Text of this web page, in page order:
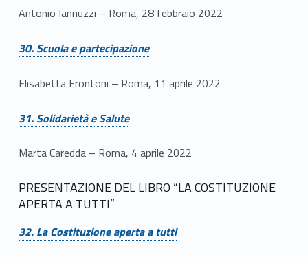
Antonio Iannuzzi – Roma, 28 febbraio 2022
Link identifier #identifier__129289-32
30. Scuola e partecipazione
Elisabetta Frontoni – Roma, 11 aprile 2022
Link identifier #identifier__135391-33
31. Solidarietà e Salute
Marta Caredda – Roma, 4 aprile 2022
PRESENTAZIONE DEL LIBRO “LA COSTITUZIONE
APERTA A TUTTI”
Link identifier #identifier__111595-34
32. La Costituzione aperta a tutti